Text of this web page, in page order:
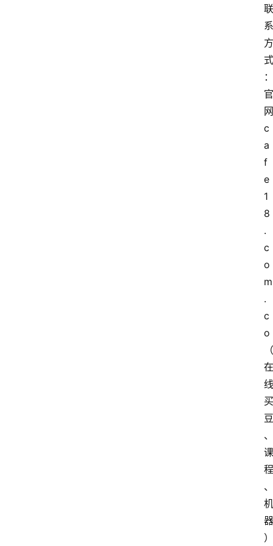
联
系
方
式
：
官
网
c
a
f
e
1
8
.
c
o
m
.
c
o
（
在
线
买
豆
、
课
程
、
机
器
）